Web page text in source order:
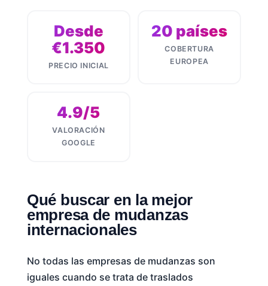
Desde
€1.350
PRECIO INICIAL
20 países
COBERTURA
EUROPEA
4.9/5
VALORACIÓN
GOOGLE
Qué buscar en la mejor
empresa de mudanzas
internacionales
No todas las empresas de mudanzas son
iguales cuando se trata de traslados